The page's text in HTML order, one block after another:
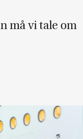
må vi tale om
– men må vi tale om